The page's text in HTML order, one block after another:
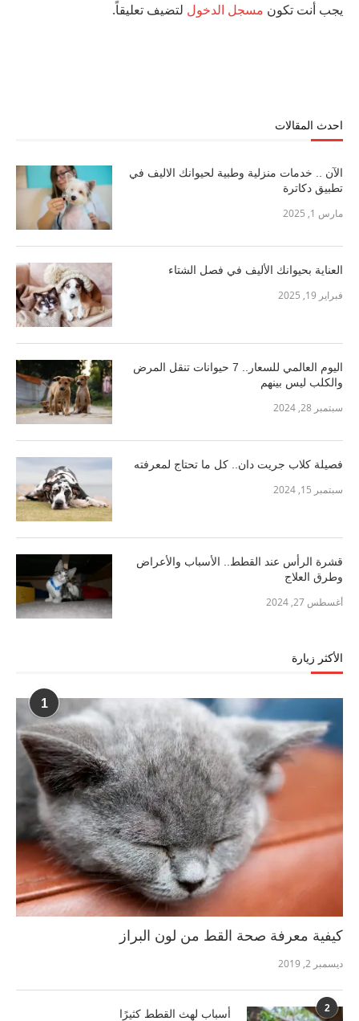
يجب أنت تكون مسجل الدخول لتضيف تعليقاً.
احدث المقالات
الآن .. خدمات منزلية وطبية لحيوانك الاليف في
تطبيق دكاترة
مارس 1, 2025
العناية بحيوانك الأليف في فصل الشتاء
فبراير 19, 2025
اليوم العالمي للسعار.. 7 حيوانات تنقل المرض
والكلب ليس بينهم
سبتمبر 28, 2024
فصيلة كلاب جريت دان.. كل ما تحتاج لمعرفته
سبتمبر 15, 2024
قشرة الرأس عند القطط.. الأسباب والأعراض
وطرق العلاج
أغسطس 27, 2024
الأكثر زيارة
1
كيفية معرفة صحة القط من لون البراز
ديسمبر 2, 2019
2 أسباب لهث القطط كثيرًا